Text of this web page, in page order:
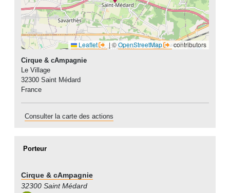
Leaflet | ©OpenStreetMap contributors
Cirque & cAmpagnie
Le Village
32300 Saint Médard
France
Consulter la carte des actions
Porteur
Cirque & cAmpagnie
32300 Saint Médard